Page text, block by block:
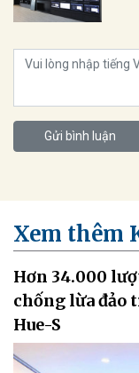
Gửi bình luận
Xem thêm
Hơn 34.000
chống lừa đảo
Hue-S